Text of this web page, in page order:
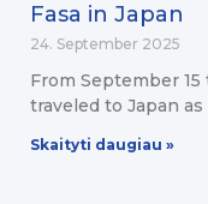
Fasa in Japan
24. September 2025
From September 15
traveled to Japan
Skaityti daugiau »